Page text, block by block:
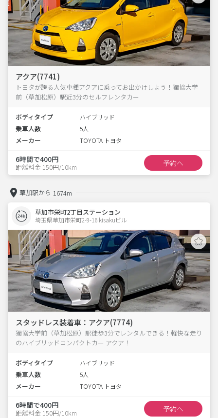
アクア(7741)
トヨタが誇る人気車種アクアに乗ってお出かけしよう！獨協大学
前（草加松原）駅近3分のセルフレンタカー
ボディタイプ ハイブリッド
乗車人数 5人
メーカー TOYOTA トヨタ
6時間で400円
距離料金 150円/10km 予約へ
草加駅から 1674m
草加市栄町2丁目ステーション
埼玉県草加市栄町2-9-16 kisakuビル
スタッドレス装着車：アクア(7774)
獨協大学前（草加松原）駅徒歩3分でレンタルできる！軽快な走り
のハイブリッドコンパクトカー アクア！
ボディタイプ ハイブリッド
乗車人数 5人
メーカー TOYOTA トヨタ
6時間で400円
距離料金 150円/10km 予約へ